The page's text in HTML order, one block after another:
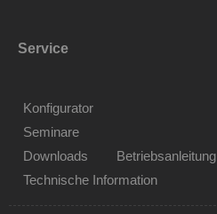
Service
Konfigurator
Seminare
Downloads
Betriebsanleitung
Technische Information